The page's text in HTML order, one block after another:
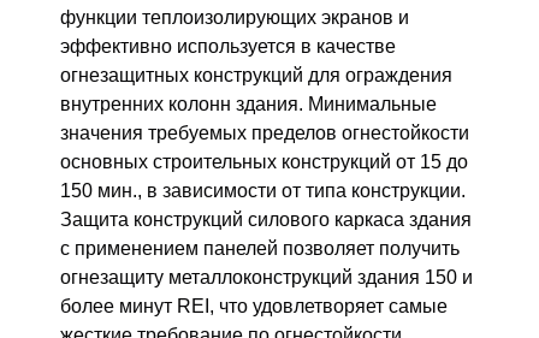
функции теплоизолирующих экранов и
эффективно используется в качестве
огнезащитных конструкций для ограждения
внутренних колонн здания. Минимальные
значения требуемых пределов огнестойкости
основных строительных конструкций от 15 до
150 мин., в зависимости от типа конструкции.
Защита конструкций силового каркаса здания
с применением панелей позволяет получить
огнезащиту металлоконструкций здания 150 и
более минут REI, что удовлетворяет самые